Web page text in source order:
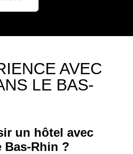
AVEC
LE BAS-
un hôtel avec
Bas-Rhin ?